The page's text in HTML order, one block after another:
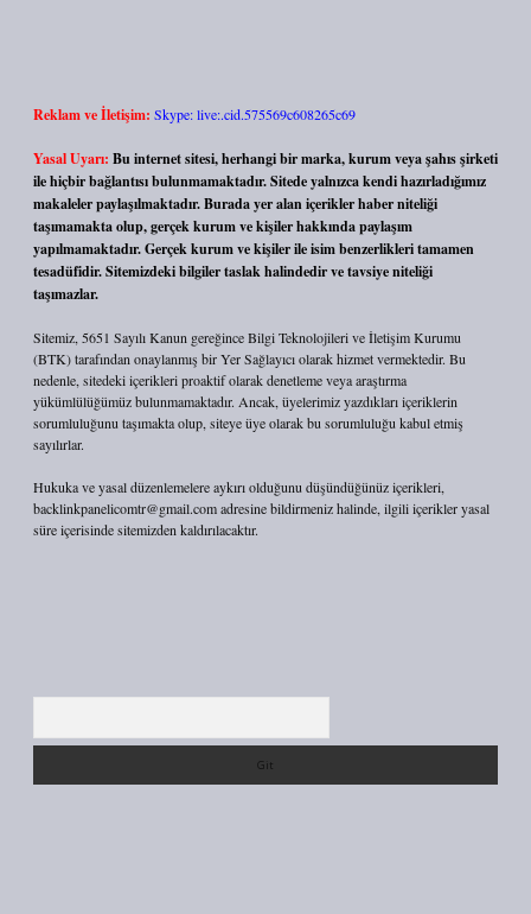
Reklam ve İletişim: Skype: live:.cid.575569c608265c69
Yasal Uyarı: Bu internet sitesi, herhangi bir marka, kurum veya şahıs şirketi
ile hiçbir bağlantısı bulunmamaktadır. Sitede yalnızca kendi hazırladığımız
makaleler paylaşılmaktadır. Burada yer alan içerikler haber niteliği
taşımamakta olup, gerçek kurum ve kişiler hakkında paylaşım
yapılmamaktadır. Gerçek kurum ve kişiler ile isim benzerlikleri tamamen
tesadüfidir. Sitemizdeki bilgiler taslak halindedir ve tavsiye niteliği
taşımazlar.
Sitemiz, 5651 Sayılı Kanun gereğince Bilgi Teknolojileri ve İletişim Kurumu
(BTK) tarafından onaylanmış bir Yer Sağlayıcı olarak hizmet vermektedir. Bu
nedenle, sitedeki içerikleri proaktif olarak denetleme veya araştırma
yükümlülüğümüz bulunmamaktadır. Ancak, üyelerimiz yazdıkları içeriklerin
sorumluluğunu taşımakta olup, siteye üye olarak bu sorumluluğu kabul etmiş
sayılırlar.
Hukuka ve yasal düzenlemelere aykırı olduğunu düşündüğünüz içerikleri,
backlinkpanelicomtr@gmail.comadresine bildirmeniz halinde, ilgili içerikler yasal
süre içerisinde sitemizden kaldırılacaktır.